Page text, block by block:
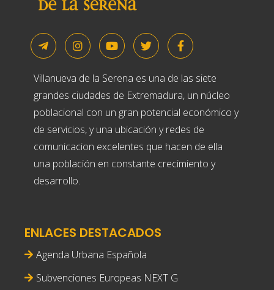
Villanueva de la Serena es una de las siete
grandes ciudades de Extremadura, un núcleo
poblacional con un gran potencial económico y
de servicios, y una ubicación y redes de
comunicacion excelentes que hacen de ella
una población en constante crecimiento y
desarrollo.
ENLACES DESTACADOS
Agenda Urbana Española
Subvenciones Europeas NEXT G